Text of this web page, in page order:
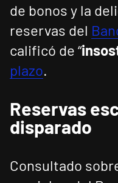
de bonos y la
reservas del
calificó de “
plazo.
Reservas
disparado
Consultado